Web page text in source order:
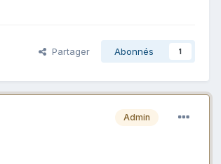
Partager Abonnés 1
Admin